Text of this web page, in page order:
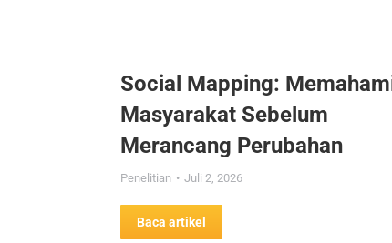
Social Mapping:
Masyarakat Sebelum
Merancang Perubahan
Penelitian Juli 2, 2026
Baca artikel